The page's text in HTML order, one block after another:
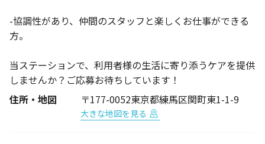
-協調性があり、仲間のスタッフと楽しくお仕事ができる
方。
当ステーションで、利用者様の生活に寄り添うケアを提供
しませんか？ご応募お待ちしています！
住所・地図
〒177-0052東京都練馬区関町東1-1-9
大きな地図を見る